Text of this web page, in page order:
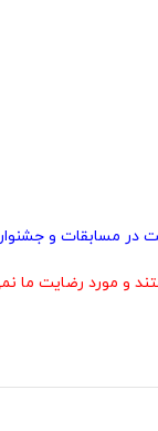
در مسابقات و
و مورد رضایت ما